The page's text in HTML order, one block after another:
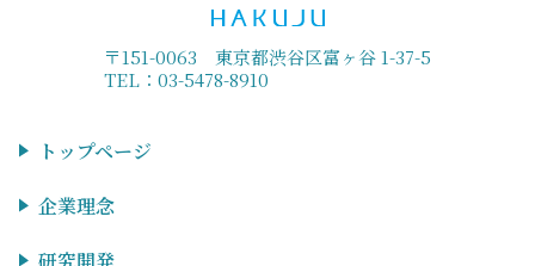
〒151-0063 東京都渋谷区富ヶ谷 1-37-5
TEL：03-5478-8910
トップページ
企業理念
研究開発